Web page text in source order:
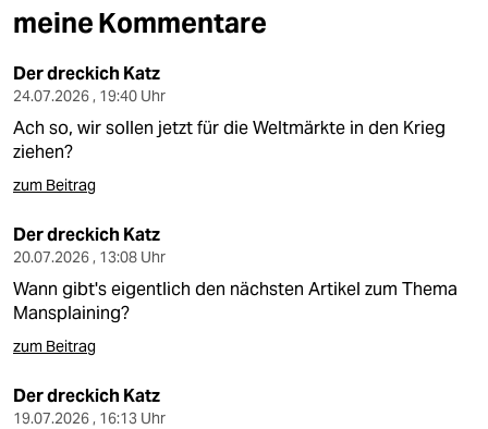
kultur
sport
berlin
nord
wahrheit
verlag
verlag
shop
meine Kommentare
Der dreckich Katz
24.07.2026 , 19:40 Uhr
Ach so, wir sollen jetzt für die Weltmärkte in den Krieg
ziehen?
zum Beitrag
Der dreckich Katz
20.07.2026 , 13:08 Uhr
Wann gibt's eigentlich den nächsten Artikel zum Thema
Mansplaining?
zum Beitrag
Der dreckich Katz
19.07.2026 , 16:13 Uhr